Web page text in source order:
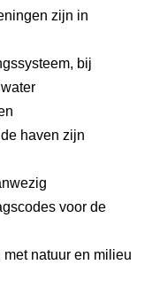
zijn in
bij
haven zijn
voor de
met natuur en milieu